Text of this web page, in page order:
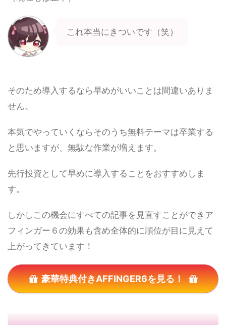
これ本当にきついです（笑）
そのため導入するなら早めがいいことは間違いありま
せん。
本気でやっていくならそのうち無料テーマは卒業する
と思いますが、無駄な作業が増えます。
先行投資として早めに導入することをおすすめしま
す。
しかしこの機会にすべての記事を見直すことができア
フィンガー６の効果も含め全体的に順位が目に見えて
上がってきています！
豪華特典付きAFFINGER6を見る！